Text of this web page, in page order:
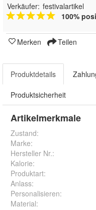
Verkäufer: festivalartikel
100%
Merken Teilen
Produktdetails
Produktsicherheit
Artikelmerkmale
Zustand:
Marke:
Hersteller Nr.:
Kalorie:
Produktart:
Anlass:
Personalisieren:
Material: